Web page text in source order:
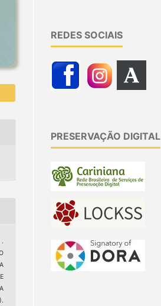
.
REDES SOCIAIS
PRESERVAÇÃO DIGITAL